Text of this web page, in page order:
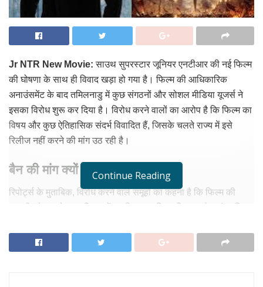
Jr NTR New Movie: साउथ सुपरस्टार जूनियर एनटीआर की नई फिल्म
की घोषणा के साथ ही विवाद खड़ा हो गया है। फिल्म की आधिकारिक
अनाउंसमेंट के बाद तमिलनाडु में कुछ संगठनों और सोशल मीडिया यूजर्स ने
इसका विरोध शुरू कर दिया है। विरोध करने वालों का आरोप है कि फिल्म का
विषय और कुछ ऐतिहासिक संदर्भ विवादित हैं, जिसके चलते राज्य में इसे
रिलीज नहीं करने की मांग उठ रही है।
बैन की मांग क्यों हो रही है?
रिपोर्ट्स के मुताबिक, विरोध करने वाले समूहों का कहना है कि फिल्म की
सामने नहीं आई है, लेकिन शुरुआती जानकारी और पोस्टर के आधार पर ही
सोशल मीडिया पर बहस तेज हो गई है।
Continue Reading